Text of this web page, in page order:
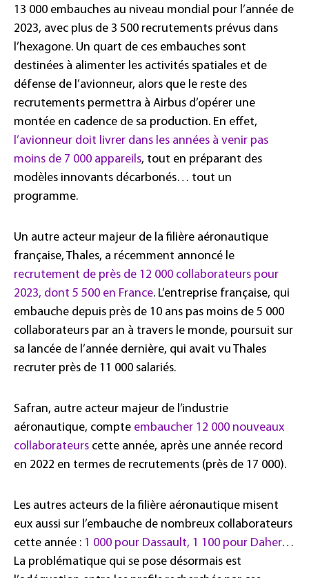
13 000 embauches au niveau mondial pour l’année de
2023, avec plus de 3 500 recrutements prévus dans
l’hexagone. Un quart de ces embauches sont
destinées à alimenter les activités spatiales et de
défense de l’avionneur, alors que le reste des
recrutements permettra à Airbus d’opérer une
montée en cadence de sa production. En effet,
l’avionneur doit livrer dans les années à venir pas
moins de 7 000 appareils, tout en préparant des
modèles innovants décarbonés… tout un
programme.
Un autre acteur majeur de la filière aéronautique
française, Thales, a récemment annoncé le
recrutement de près de 12 000 collaborateurs pour
2023, dont 5 500 en France. L’entreprise française, qui
embauche depuis près de 10 ans pas moins de 5 000
collaborateurs par an à travers le monde, poursuit sur
sa lancée de l’année dernière, qui avait vu Thales
recruter près de 11 000 salariés.
Safran, autre acteur majeur de l’industrie
aéronautique, compte embaucher 12 000 nouveaux
collaborateurs cette année, après une année record
en 2022 en termes de recrutements (près de 17 000).
Les autres acteurs de la filière aéronautique misent
eux aussi sur l’embauche de nombreux collaborateurs
cette année : 1 000 pour Dassault, 1 100 pour Daher…
La problématique qui se pose désormais est